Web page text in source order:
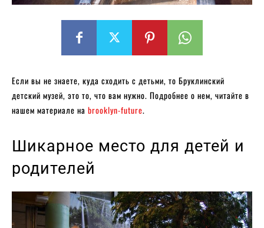
Если вы не знаете, куда сходить с детьми, то Бруклинский
детский музей, это то, что вам нужно. Подробнее о нем, читайте в
нашем материале на brooklyn-future.
Шикарное место для детей и
родителей